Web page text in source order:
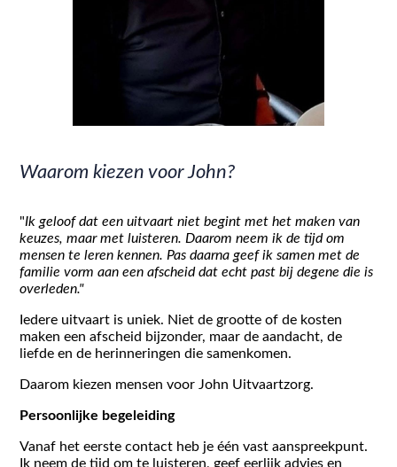
Waarom kiezen voor John?
"Ik geloof dat een uitvaart niet begint met het maken van
keuzes, maar met luisteren. Daarom neem ik de tijd om
mensen te leren kennen. Pas daarna geef ik samen met de
familie vorm aan een afscheid dat echt past bij degene die is
overleden."
Iedere uitvaart is uniek. Niet de grootte of de kosten
maken een afscheid bijzonder, maar de aandacht, de
liefde en de herinneringen die samenkomen.
Daarom kiezen mensen voor John Uitvaartzorg.
Persoonlijke begeleiding
Vanaf het eerste contact heb je één vast aanspreekpunt.
Ik neem de tijd om te luisteren, geef eerlijk advies en